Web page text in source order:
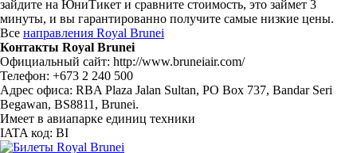
зайдите на ЮниТикет и сравните стоимость, это займет 3
минуты, и вы гарантированно получите самые низкие цены.
Все направления Royal Brunei
Контакты Royal Brunei
Официальный сайт: http://www.bruneiair.com/
Телефон: +673 2 240 500
Адрес офиса: RBA Plaza Jalan Sultan, PO Box 737, Bandar Seri
Begawan, BS8811, Brunei.
Имеет в авиапарке единиц техники
IATA код: BI